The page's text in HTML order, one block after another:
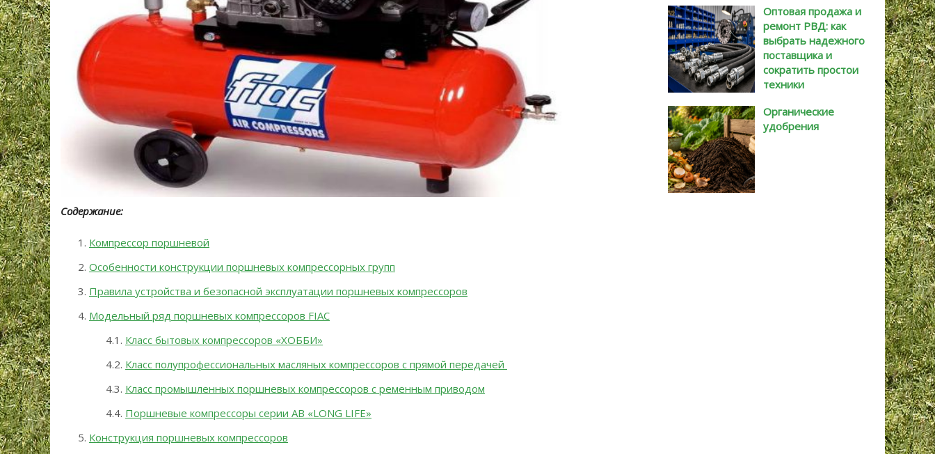
Содержание:
Компрессор поршневой
Особенности конструкции поршневых компрессорных групп
Правила устройства и безопасной эксплуатации поршневых компрессоров
Модельный ряд поршневых компрессоров FIAC
Класс бытовых компрессоров «ХОББИ»
Класс полупрофессиональных масляных компрессоров с прямой передачей
Класс промышленных поршневых компрессоров с ременным приводом
Поршневые компрессоры серии АВ «LONG LIFE»
Конструкция поршневых компрессоров
Оптовая продажа и
ремонт РВД: как
выбрать надежного
поставщика и
сократить простои
техники
Органические
удобрения